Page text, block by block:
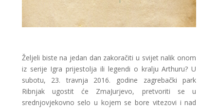
Željeli biste na jedan dan zakoračiti u svijet nalik onom
iz serije Igra prijestolja ili legendi o kralju Arthuru? U
subotu, 23. travnja 2016. godine zagrebački park
Ribnjak ugostit će ZmaJurjevo, pretvoriti se u
srednjovjekovno selo u kojem se bore vitezovi i nad